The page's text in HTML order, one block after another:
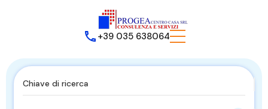
+39 035 638064